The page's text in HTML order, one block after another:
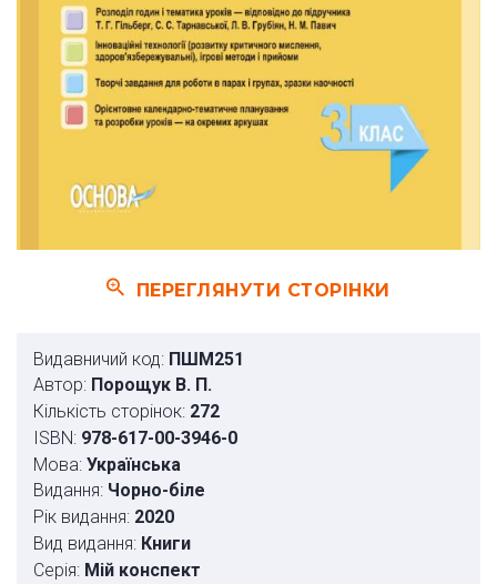
ПЕРЕГЛЯНУТИ СТОРІНКИ
Видавничий код: ПШМ251
Автор: Порощук В. П.
Кількість сторінок: 272
ISBN: 978-617-00-3946-0
Мова: Українська
Видання: Чорно-біле
Рік видання: 2020
Вид видання: Книги
Серія: Мій конспект